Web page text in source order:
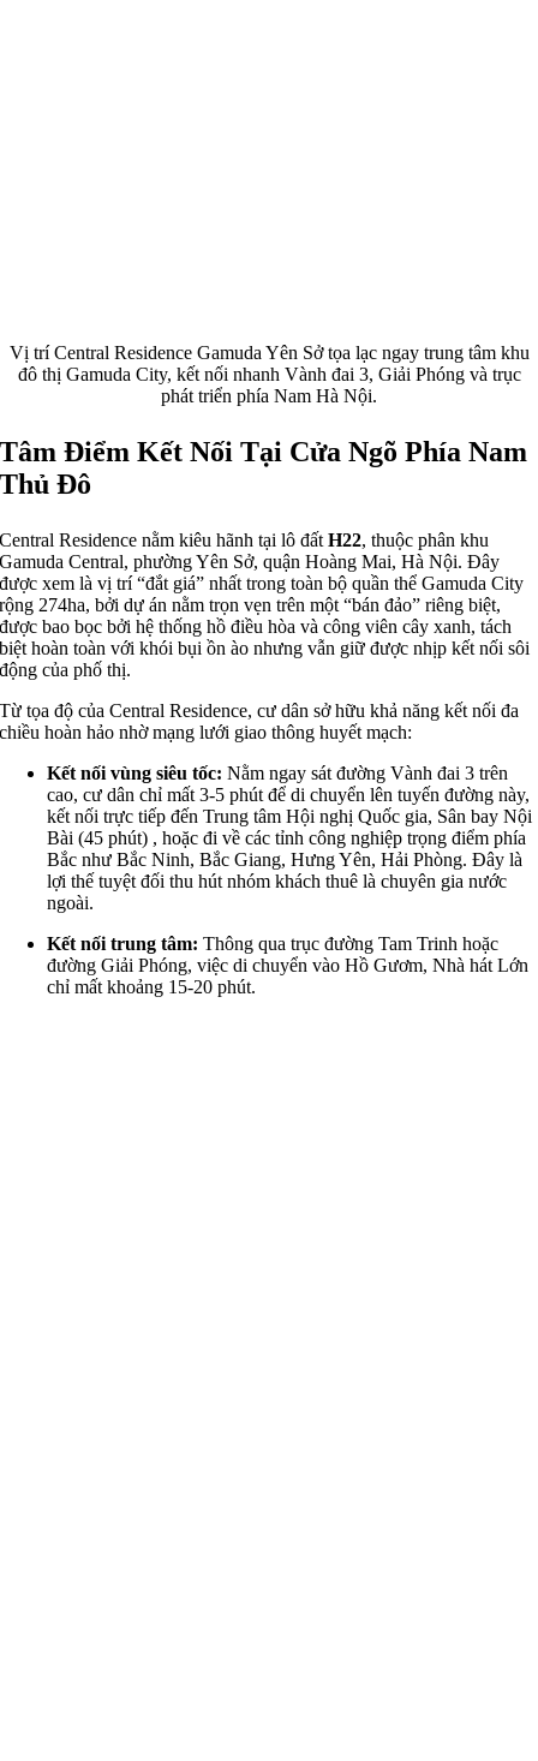
Vị trí Central Residence Gamuda Yên Sở tọa lạc ngay trung tâm khu
đô thị Gamuda City, kết nối nhanh Vành đai 3, Giải Phóng và trục
phát triển phía Nam Hà Nội.
Tâm Điểm Kết Nối Tại Cửa Ngõ Phía Nam
Thủ Đô
Central Residence nằm kiêu hãnh tại lô đấtH22, thuộc phân khu
Gamuda Central, phường Yên Sở, quận Hoàng Mai, Hà Nội. Đây
được xem là vị trí “đắt giá” nhất trong toàn bộ quần thể Gamuda City
rộng 274ha, bởi dự án nằm trọn vẹn trên một “bán đảo” riêng biệt,
được bao bọc bởi hệ thống hồ điều hòa và công viên cây xanh, tách
biệt hoàn toàn với khói bụi ồn ào nhưng vẫn giữ được nhịp kết nối sôi
động của phố thị.
Từ tọa độ của Central Residence, cư dân sở hữu khả năng kết nối đa
chiều hoàn hảo nhờ mạng lưới giao thông huyết mạch:
Kết nối vùng siêu tốc: Nằm ngay sát đường Vành đai 3 trên
cao, cư dân chỉ mất 3-5 phút để di chuyển lên tuyến đường này,
kết nối trực tiếp đến Trung tâm Hội nghị Quốc gia, Sân bay Nội
Bài (45 phút) , hoặc đi về các tỉnh công nghiệp trọng điểm phía
Bắc như Bắc Ninh, Bắc Giang, Hưng Yên, Hải Phòng. Đây là
lợi thế tuyệt đối thu hút nhóm khách thuê là chuyên gia nước
ngoài.
Kết nối trung tâm: Thông qua trục đường Tam Trinh hoặc
đường Giải Phóng, việc di chuyển vào Hồ Gươm, Nhà hát Lớn
chỉ mất khoảng 15-20 phút.